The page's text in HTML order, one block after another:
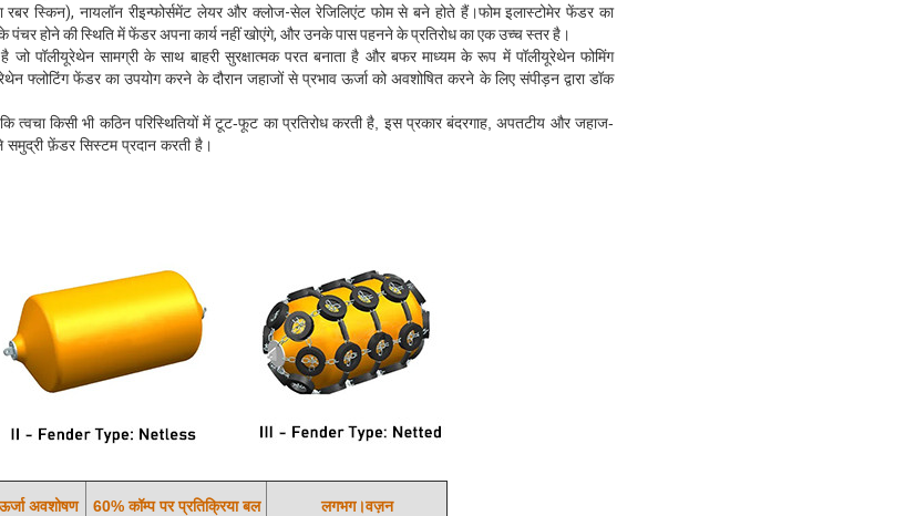
रबर स्किन), नायलॉन रीइन्फोर्समेंट लेयर और क्लोज-सेल रेजिलिएंट फोम से बने होते हैं।फोम इलास्टोमेर फेंडर का
पंचर होने की स्थिति में फेंडर अपना कार्य नहीं खोएंगे, और उनके पास पहनने के प्रतिरोध का एक उच्च स्तर है।
जो पॉलीयूरेथेन सामग्री के साथ बाहरी सुरक्षात्मक परत बनाता है और बफर माध्यम के रूप में पॉलीयूरेथेन फोमिंग
फ्लोटिंग फेंडर का उपयोग करने के दौरान जहाजों से प्रभाव ऊर्जा को अवशोषित करने के लिए संपीड़न द्वारा डॉक
त्वचा किसी भी कठिन परिस्थितियों में टूट-फूट का प्रतिरोध करती है, इस प्रकार बंदरगाह, अपतटीय और जहाज-
फ़ेंडर सिस्टम प्रदान करती है।
अवशोषण 60% कॉम्प पर प्रतिक्रिया बल लगभग।वज़न